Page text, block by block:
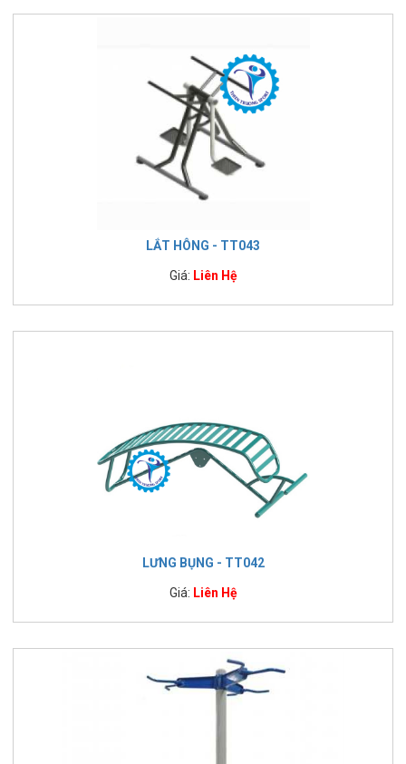
LẮT HÔNG - TT043
Giá: Liên Hệ
LƯNG BỤNG - TT042
Giá: Liên Hệ